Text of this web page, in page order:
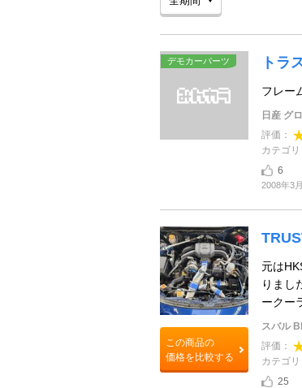
デモカーパーツ トラ
フレー
日産 グ
評価：
カテゴ
6
2008年3
この商品の
価格を比較する
元は
りまし
ークー
スバル
評価：
カテゴ
25